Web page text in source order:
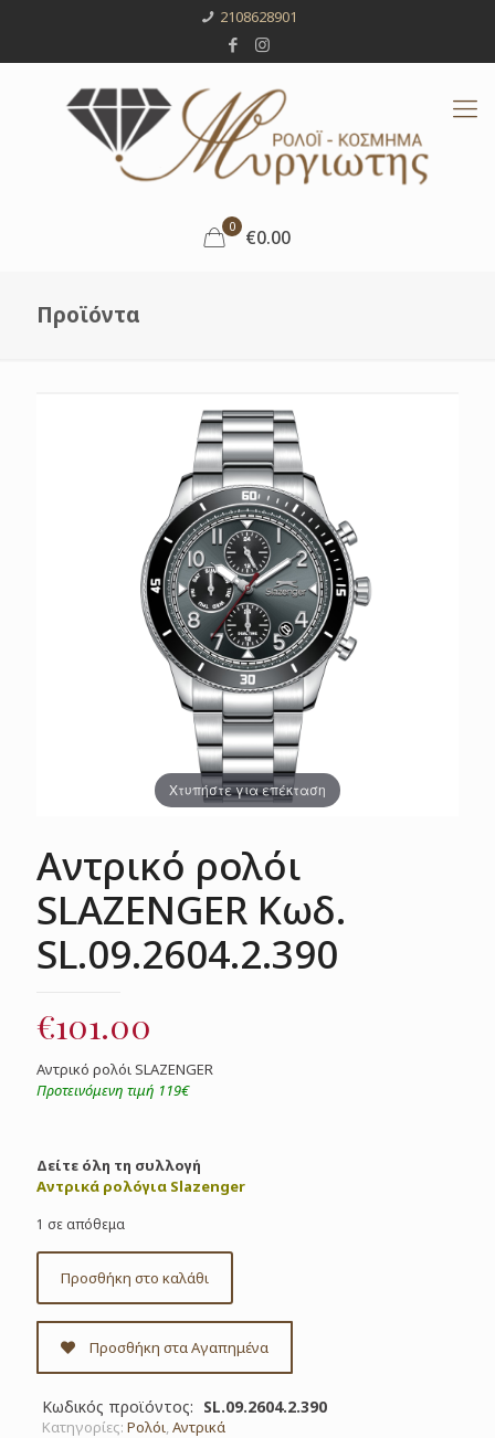
2108628901
0 €0.00
Προϊόντα
Χτυπήστε για επέκταση
Αντρικό ρολόι
SLAZENGER Κωδ.
SL.09.2604.2.390
€101.00
Αντρικό ρολόι SLAZENGER
Προτεινόμενη τιμή 119€
Δείτε όλη τη συλλογή
Αντρικά ρολόγια Slazenger
1 σε απόθεμα
Προσθήκη στο καλάθι
Προσθήκη στα Αγαπημένα
Κωδικός προϊόντος: SL.09.2604.2.390
Κατηγορίες: Ρολόι,Αντρικά